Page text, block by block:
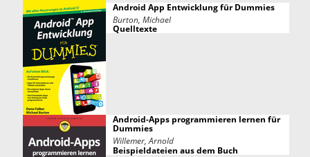
Android App Entwicklung für Dummies
Burton, Michael
Quelltexte
Android-Apps programmieren lernen für
Dummies
Willemer, Arnold
Beispieldateien aus dem Buch